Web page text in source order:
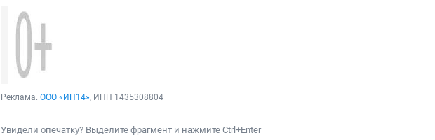
Реклама. ООО «ИН14», ИНН 1435308804
Увидели опечатку? Выделите фрагмент и нажмите Ctrl+Enter